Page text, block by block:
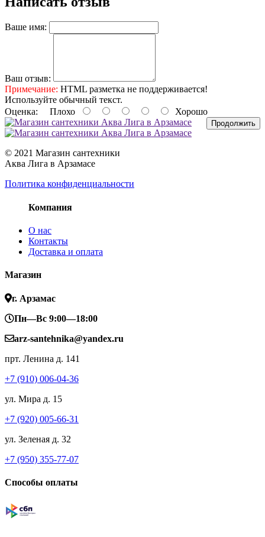
Ваше имя:
Ваш отзыв:
Примечание: HTML разметка не поддерживается!
Используйте обычный текст.
Оценка: Плохо Хорошо
Продолжить
© 2021 Магазин сантехники
Аква Лига в Арзамасе
Политика конфиденциальности
Компания
О нас
Контакты
Доставка и оплата
Магазин
г. Арзамас
Пн—Вс 9:00—18:00
arz-santehnika@yandex.ru
прт. Ленина д. 141
+7 (910) 006-04-36
ул. Мира д. 15
+7 (920) 005-66-31
ул. Зеленая д. 32
+7 (950) 355-77-07
Способы оплаты